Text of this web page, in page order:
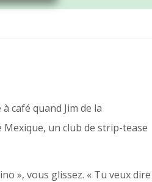
café quand Jim de la
Mexique, un club de strip-tease
», vous glissez. « Tu veux dire